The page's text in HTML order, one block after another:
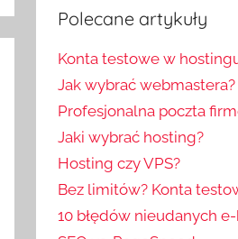
Polecane artykuły
Konta testowe w
Jak wybrać webmastera?
Profesjonalna poczta
Jaki wybrać hosting?
Hosting czy VPS?
Bez limitów? Konta
10 błędów nieudanych